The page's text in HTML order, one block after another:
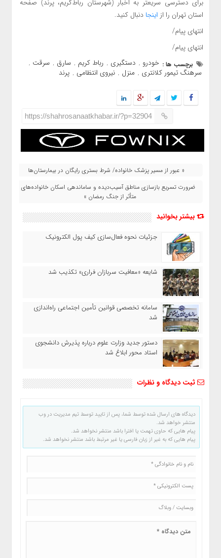
برای دسترسی سریعتر به اخبار (شهرستان رباط‌کریم، پرند) صفحه
استان تهران را از اینجا دنبال کنید.
انتهای پیام/
انتهای پیام/
برچسب ها : خودرو , دستگیری , رباط کریم , سارق , سرقت ,
سرهنگ تیمور کلانتری , منزل , نیروی انتظامی , پرند
https://shahrosanaatkhabar.ir/?p=32904
« عبور از مسیر پزشک خانواده/ شرط بستری رایگان در بیمارستان‌ها
ضرورت تسریع بازسازی مناطق آسیب‌دیده و ساماندهی اسکان خانواده‌های
متأثر از جنگ رمضان »
بیشتر بخوانید
جزئیات نحوه فعال‌سازی کیف پول الکترونیک
شایعه «معافیت سربازان فراری» تکذیب شد
سامانه تخصصی قوانین تأمین اجتماعی راه‌اندازی
شد
دستور جدید وزارت علوم درباره پذیرش دانشجوی
استاد محور ابلاغ شد
ثبت دیدگاه و نظرات
دیدگاه های ارسال شده توسط شما، پس از تایید توسط تیم مدیریت در وب
منتشر خواهد شد.
پیام هایی که حاوی تهمت یا افترا باشد منتشر نخواهد شد.
پیام هایی که به غیر از زبان فارسی یا غیر مرتبط باشد منتشر نخواهد شد.